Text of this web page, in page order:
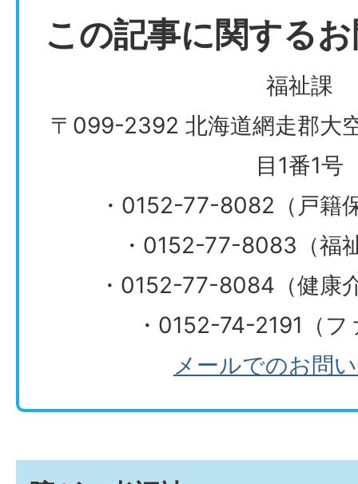
この記事に関する
福祉課
〒099-2392 北海道網走郡大
目1番1号
・0152-77-8082（戸籍
・0152-77-8083（福
・0152-77-8084（健康
・0152-74-2191（
メールでのお問